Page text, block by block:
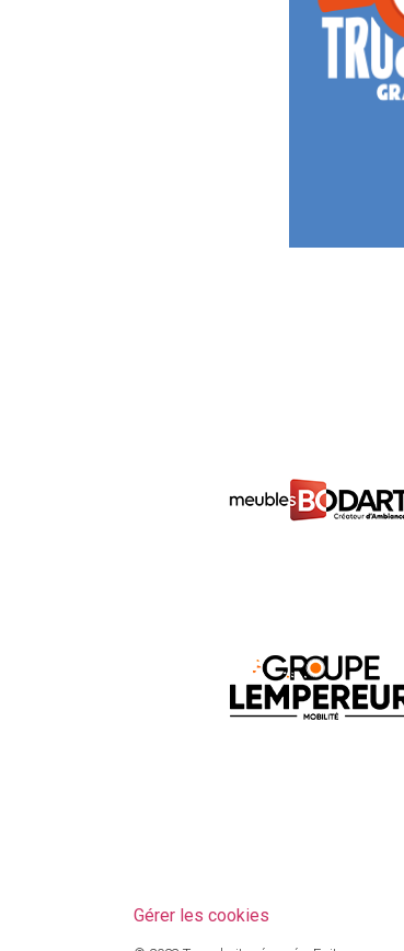
Gérer les cookies